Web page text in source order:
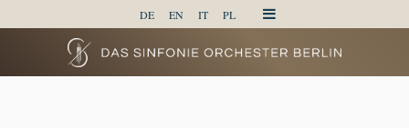
DE EN IT PL